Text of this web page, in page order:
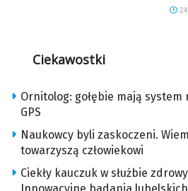
Ciekawostki
Ornitolog: gołębie mają system
GPS
Naukowcy byli zaskoczeni.
towarzyszą człowiekowi
Ciekły kauczuk w służbie